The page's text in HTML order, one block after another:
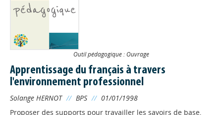
Outil pédagogique : Ouvrage
Apprentissage du français à travers
l'environnement professionnel
Solange HERNOT // BPS // 01/01/1998
Proposer des supports pour travailler les savoirs de base,